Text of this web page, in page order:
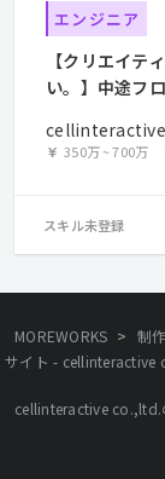
エンジニア
【クリエイテ
い。】中途フ
350万~700万
スキル未登録
MOREWORKS > 制
サイト - cellinteractive
cellinteractive co.,ltd.